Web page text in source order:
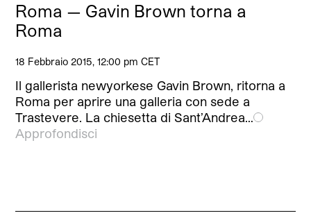
Roma — Gavin Brown torna a
Roma
18 Febbraio 2015, 12:00 pm CET
Il gallerista newyorkese Gavin Brown, ritorna a
Roma per aprire una galleria con sede a
Trastevere. La chiesetta di Sant’Andrea…
Approfondisci